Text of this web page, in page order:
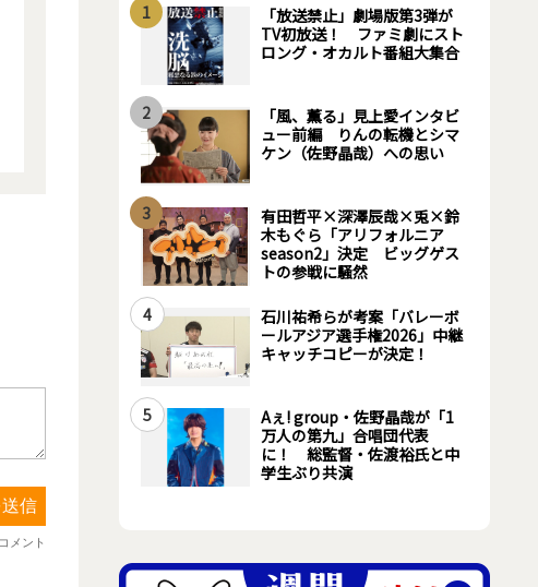
1
「放送禁止」劇場版第3弾が
TV初放送！ ファミ劇にスト
ロング・オカルト番組大集合
2
「風、薫る」見上愛インタビ
ュー前編 りんの転機とシマ
ケン（佐野晶哉）への思い
3
有田哲平×深澤辰哉×兎×鈴
木もぐら「アリフォルニア
season2」決定 ビッグゲス
トの参戦に騒然
4
石川祐希らが考案「バレーボ
ールアジア選手権2026」中継
キャッチコピーが決定！
5
Aぇ! group・佐野晶哉が「1
万人の第九」合唱団代表
に！ 総監督・佐渡裕氏と中
学生ぶり共演